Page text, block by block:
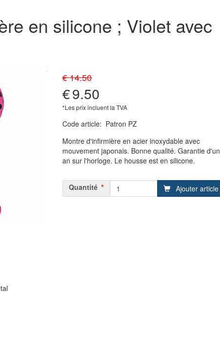
en silicone ; Violet avec
€ 14.50
€9.50
*Les prix incluent la TVA
Code article: Patron PZ
Montre d'infirmière en acier inoxydable avec
mouvement japonais. Bonne qualité. Garantie d'un
an sur l'horloge. Le housse est en silicone.
Quantité Ajouter article